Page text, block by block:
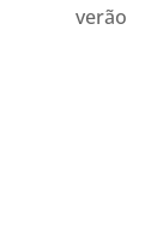
verão